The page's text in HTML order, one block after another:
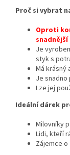
Proč si vybrat
Oproti
Je
styk s
Má krásný
Je
Lze jej
Ideální dárek
Milovníky
Lidi, kteří
Zájemce